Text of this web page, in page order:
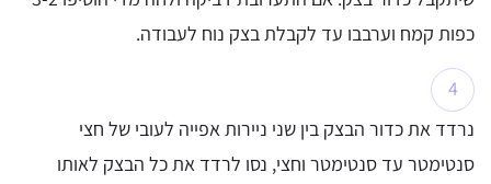
כפות קמח וערבבו עד לקבלת בצק נוח לעבודה.
נרדד את כדור הבצק בין שני ניירות אפייה לעובי של חצי
סנטימטר עד סנטימטר וחצי, נסו לרדד את כל הבצק לאותו